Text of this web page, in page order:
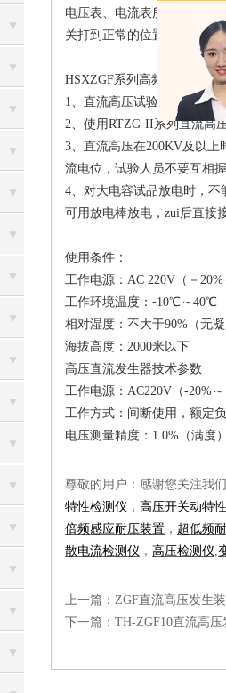
电压表、电流表所显示的值
关打到正常的位置上，再做
HSXZGF系列高频直流高压
1、直流高压试验器的实验
2、使用RTZG-II系列直流高
3、直流高压在200KV及以
流电位，试验人员不要互相
4、对大电容试品放电时，
可用放电棒放电，zui后直接
使用条件：
工作电源： AC 220V（－
工作环境温度： -10℃～40℃
相对湿度：不大于90%（无凝
海拔高度： 2000米以下
高压直流发生器技术参数
工作电源： AC220V（-20%
工作方式：间断使用，额定
电压测量精度： 1.0%（满度
尊敬的用户：感谢您关注我
特性检测仪 ， 高压开关动特
倍频感应耐压装置 ， 超低频
散电流检测仪 ， 高压检测仪,
上一篇： ZGF直流高压发生
下一篇： TH-ZGF10直流高